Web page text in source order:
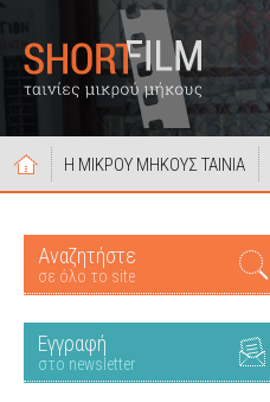
Η ΜΙΚΡΟΥ ΜΗΚΟΥΣ ΤΑΙΝΙΑ
Αναζητήστε
σε όλο το site
Εγγραφή
στο newsletter